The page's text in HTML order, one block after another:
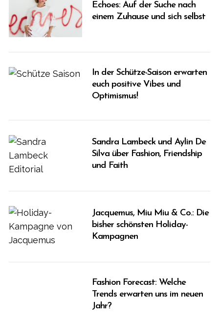
Echoes: Auf der Suche nach
einem Zuhause und sich selbst
In der Schütze-Saison erwarten
euch positive Vibes und
Optimismus!
Sandra Lambeck und Aylin De
Silva über Fashion, Friendship
und Faith
Jacquemus, Miu Miu & Co.: Die
bisher schönsten Holiday-
Kampagnen
Fashion Forecast: Welche
Trends erwarten uns im neuen
Jahr?
e
a
c